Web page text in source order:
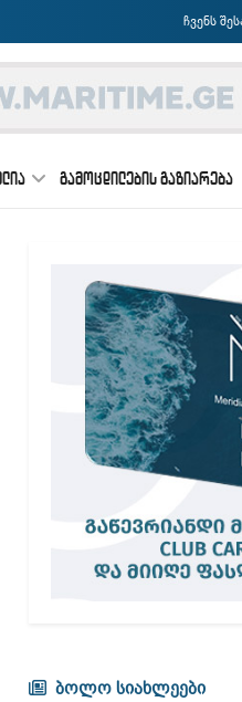
ჩვენს
ᲒᲐᲛᲝᲪᲓᲘᲚᲔᲑᲘᲡ ᲒᲐᲖᲘᲐᲠᲔᲑᲐ
ბოლო სიახლეები